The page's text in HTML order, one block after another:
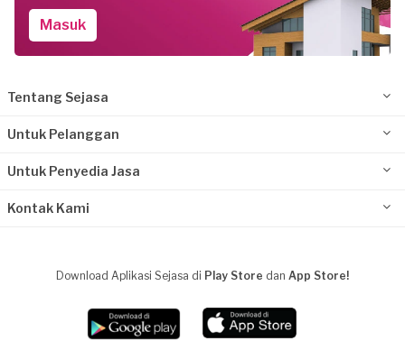
Masuk
Tentang Sejasa
Untuk Pelanggan
Untuk Penyedia Jasa
Kontak Kami
Download Aplikasi Sejasa di Play Store dan App Store!